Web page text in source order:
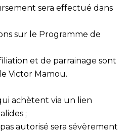
sera effectué dans
sur le Programme de
et de parrainage sont
Victor Mamou.
achètent via un lien
;
pas autorisé sera sévèrement